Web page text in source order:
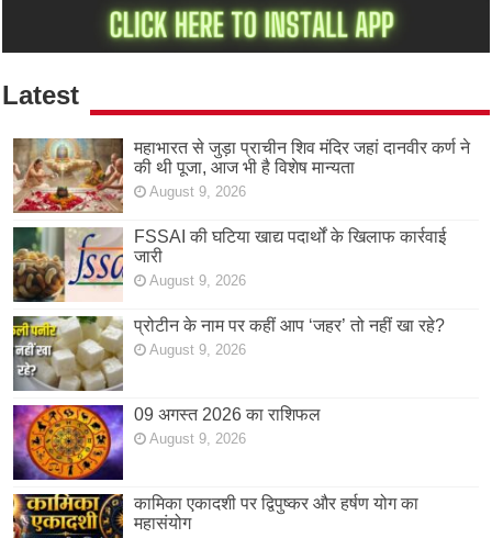
Latest
महाभारत से जुड़ा प्राचीन शिव मंदिर जहां दानवीर कर्ण ने
की थी पूजा, आज भी है विशेष मान्यता
August 9, 2026
FSSAI की घटिया खाद्य पदार्थों के खिलाफ कार्रवाई
जारी
August 9, 2026
प्रोटीन के नाम पर कहीं आप ‘जहर’ तो नहीं खा रहे?
August 9, 2026
09 अगस्त 2026 का राशिफल
August 9, 2026
कामिका एकादशी पर द्विपुष्कर और हर्षण योग का
महासंयोग